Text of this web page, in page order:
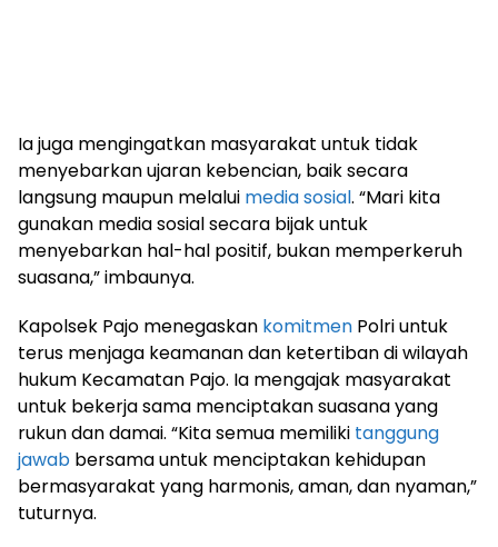
Ia juga mengingatkan masyarakat untuk tidak
menyebarkan ujaran kebencian, baik secara
langsung maupun melalui media sosial. “Mari kita
gunakan media sosial secara bijak untuk
menyebarkan hal-hal positif, bukan memperkeruh
suasana,” imbaunya.
Kapolsek Pajo menegaskan komitmen Polri untuk
terus menjaga keamanan dan ketertiban di wilayah
hukum Kecamatan Pajo. Ia mengajak masyarakat
untuk bekerja sama menciptakan suasana yang
rukun dan damai. “Kita semua memiliki tanggung
jawab bersama untuk menciptakan kehidupan
bermasyarakat yang harmonis, aman, dan nyaman,”
tuturnya.